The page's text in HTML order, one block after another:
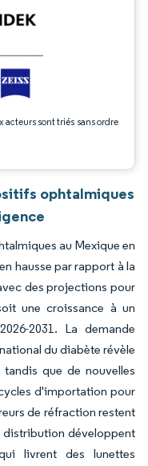
sont triés sans ordre
ophtalmiques
au Mexique en
hausse par rapport à la
des projections pour
une croissance à un
2031. La demande
du diabète révèle
que de nouvelles
d'importation pour
de réfraction restent
distribution développent
livrent des lunettes